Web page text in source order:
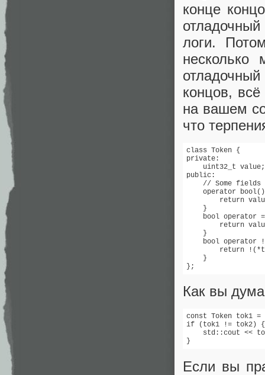
конце
логи.
несколько
концов,
на вашем
что
class Token {
private:
    uint32_t value;
public:
// Some fields
operator
return
    }
bool operator
return
    }
bool operator
return
    }
};
Как вы
const Token tok1 =
if (tok1 != tok2) {
std::cout <<
}
Если вы